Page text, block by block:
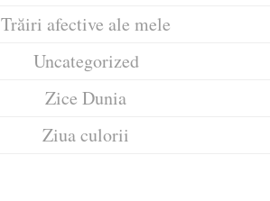
Trăiri afective ale mele
Uncategorized
Zice Dunia
Ziua culorii